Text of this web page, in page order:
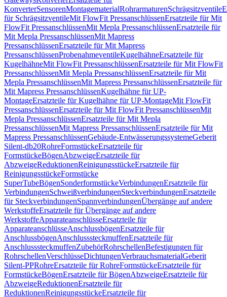
KonverterSensorenMontagematerialRohrarmaturenSchrägsitzventile
für SchrägsitzventileMit FlowFit PressanschlüssenErsatzteile für Mit
FlowFit PressanschlüssenMit Mepla PressanschlüssenErsatzteile für
Mit Mepla PressanschlüssenMit Mapress
PressanschlüssenErsatzteile für Mit Mapress
PressanschlüssenProbenahmeventileKugelhähneErsatzteile für
KugelhähneMit FlowFit PressanschlüssenErsatzteile für Mit FlowFit
PressanschlüssenMit Mepla PressanschlüssenErsatzteile für Mit
Mepla PressanschlüssenMit Mapress PressanschlüssenErsatzteile für
Mit Mapress PressanschlüssenKugelhähne für UP-
MontageErsatzteile für Kugelhähne für UP-MontageMit FlowFit
PressanschlüssenErsatzteile für Mit FlowFit PressanschlüssenMit
Mepla PressanschlüssenErsatzteile für Mit Mepla
PressanschlüssenMit Mapress PressanschlüssenErsatzteile für Mit
Mapress PressanschlüssenGebäude-EntwässerungssystemeGeberit
Silent-db20RohreFormstückeErsatzteile für
FormstückeBögenAbzweigeErsatzteile für
AbzweigeReduktionenReinigungsstückeErsatzteile für
ReinigungsstückeFormstücke
SuperTubeBögenSonderformstückeVerbindungenErsatzteile für
VerbindungenSchweißverbindungenSteckverbindungenErsatzteile
für SteckverbindungenSpannverbindungenÜbergänge auf andere
WerkstoffeErsatzteile für Übergänge auf andere
WerkstoffeApparateanschlüsseErsatzteile für
ApparateanschlüsseAnschlussbögenErsatzteile für
AnschlussbögenAnschlusssteckmuffenErsatzteile für
AnschlusssteckmuffenZubehörRohrschellenBefestigungen für
RohrschellenVerschlüsseDichtungenVerbrauchsmaterialGeberit
Silent-PPRohreErsatzteile für RohreFormstückeErsatzteile für
FormstückeBögenErsatzteile für BögenAbzweigeErsatzteile für
AbzweigeReduktionenErsatzteile für
ReduktionenReinigungsstückeErsatzteile für